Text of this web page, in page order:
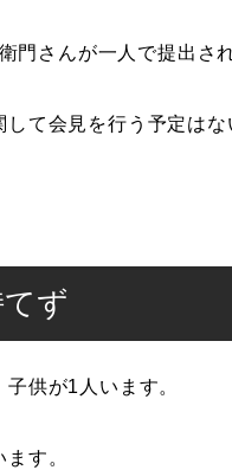
門さんが一人で提出さ
て会見を行う予定はな
ず
供が1人います。
ます。